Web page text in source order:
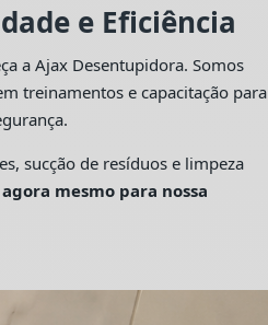
e Eficiência
a Ajax Desentupidora. Somos
treinamentos e capacitação para
sucção de resíduos e limpeza
mesmo para nossa